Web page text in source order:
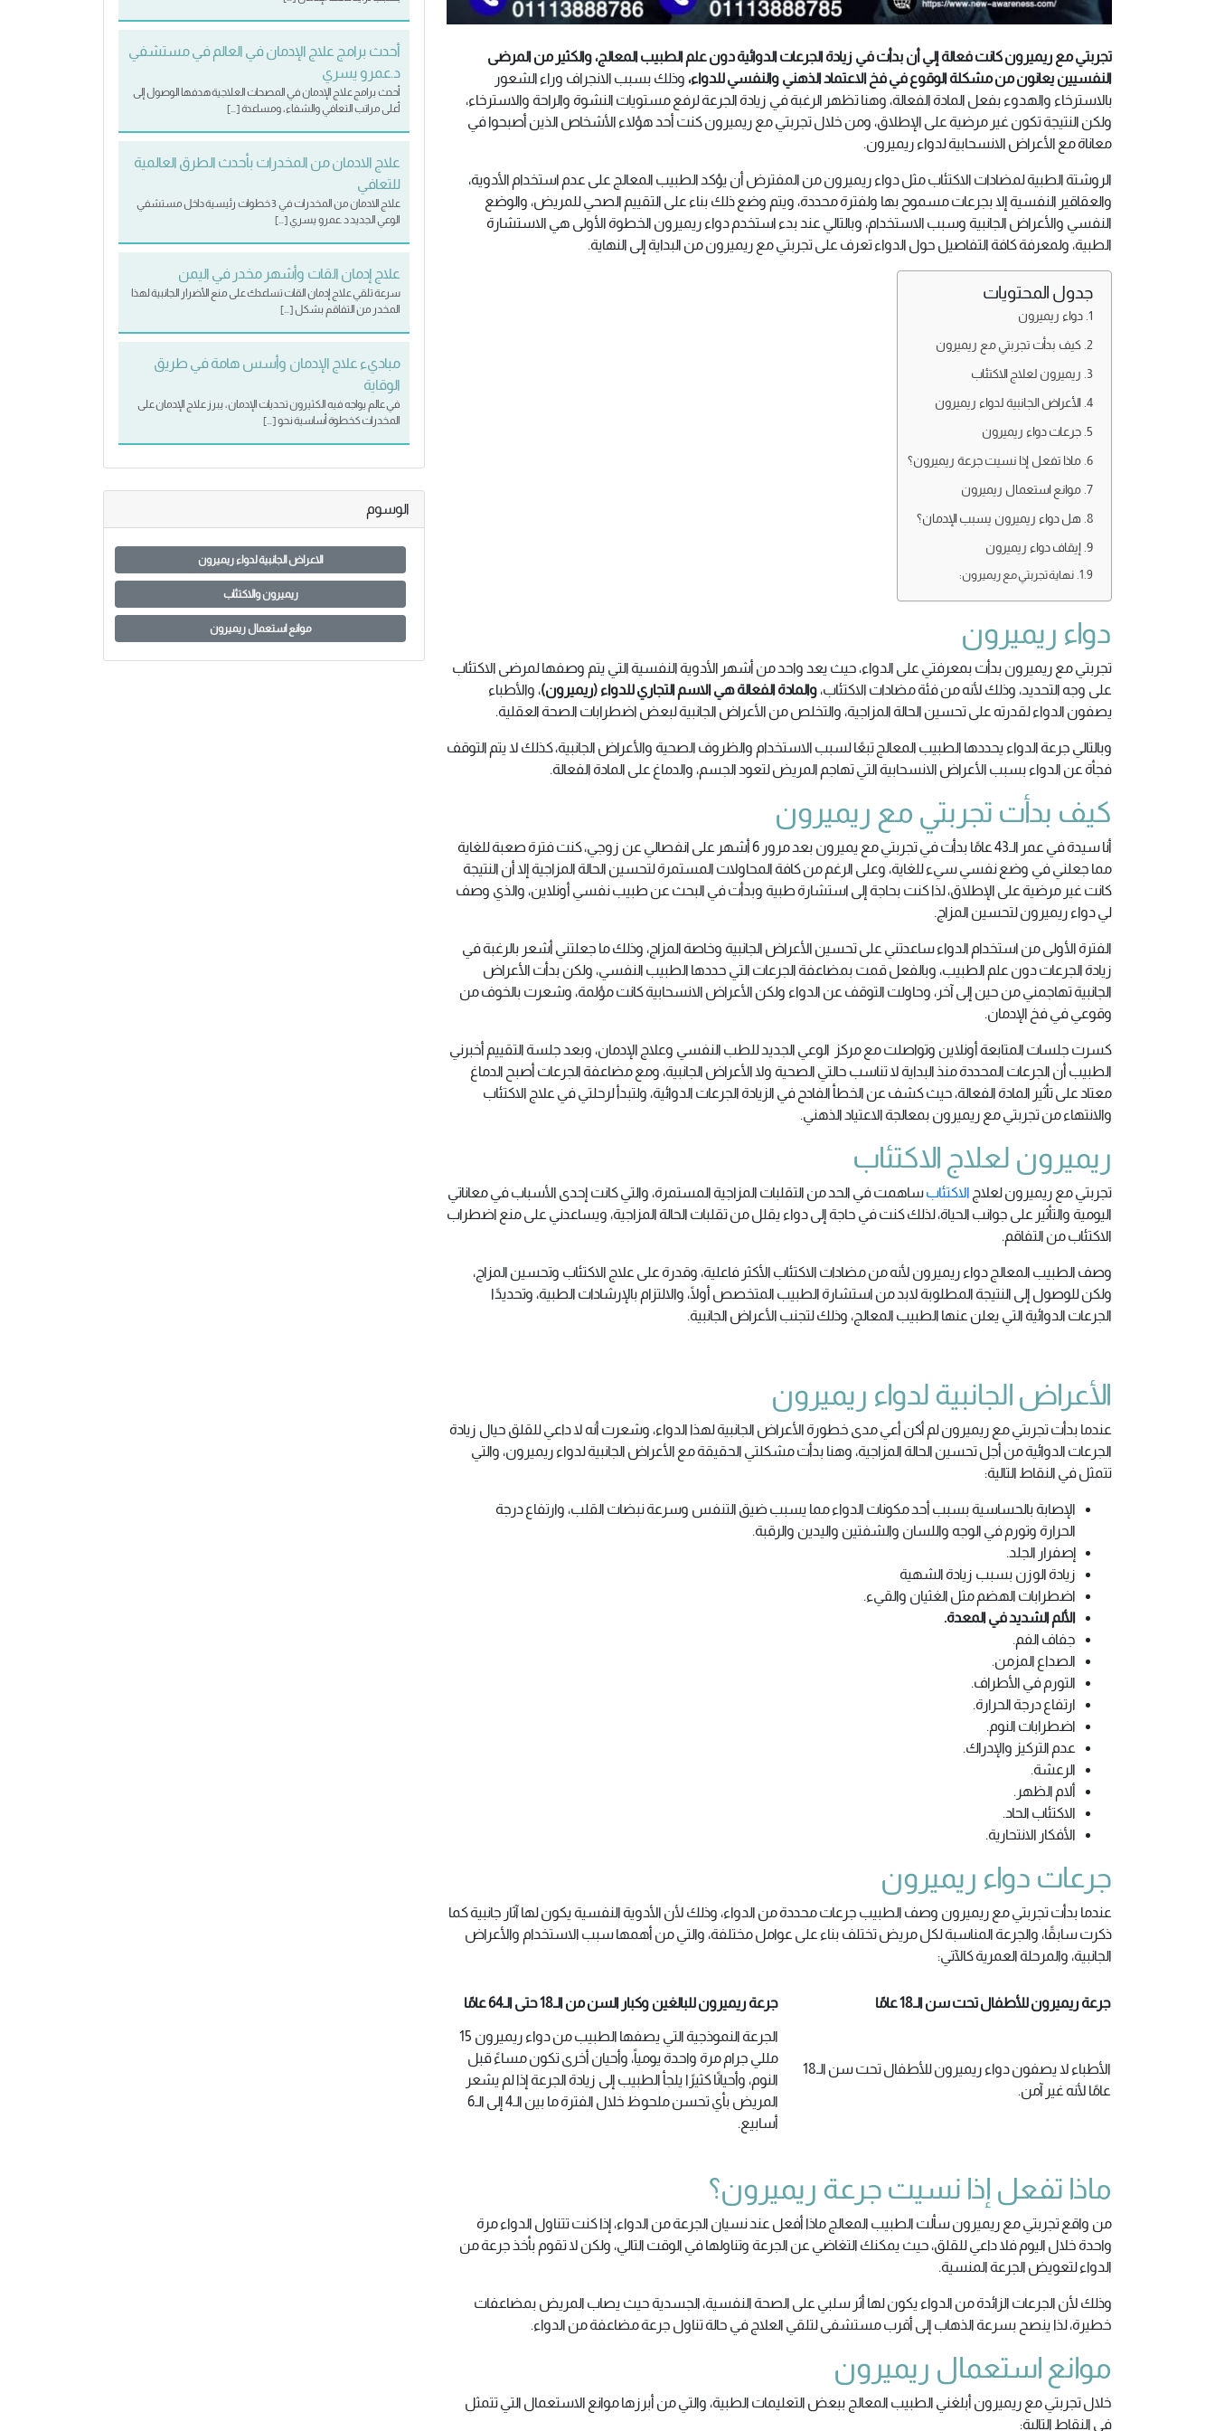
تجربتي مع ريميرون كانت فعالة إلي أن بدأت في زيادة الجرعات الدوائية دون علم الطبيب المعالج، والكثير من المرضى
النفسيين يعانون من مشكلة الوقوع في فخ الاعتماد الذهني والنفسي للدواء، وذلك بسبب الانجراف وراء الشعور
بالاسترخاء والهدوء بفعل المادة الفعالة، وهنا تظهر الرغبة في زيادة الجرعة لرفع مستويات النشوة والراحة والاسترخاء،
ولكن النتيجة تكون غير مرضية على الإطلاق، ومن خلال تجربتي مع ريميرون كنت أحد هؤلاء الأشخاص الذين أصبحوا في
معاناة مع الأعراض الانسحابية لدواء ريميرون.
الروشتة الطبية لمضادات الاكتئاب مثل دواء ريميرون من المفترض أن يؤكد الطبيب المعالج على عدم استخدام الأدوية،
والعقاقير النفسية إلا بجرعات مسموح بها ولفترة محددة، ويتم وضع ذلك بناء على التقييم الصحي للمريض، والوضع
النفسي والأعراض الجانبية وسبب الاستخدام، وبالتالي عند بدء استخدم دواء ريميرون الخطوة الأولى هي الاستشارة
الطبية، ولمعرفة كافة التفاصيل حول الدواء تعرف على تجربتي مع ريميرون من البداية إلى النهاية.
جدول المحتويات
دواء ريميرون
كيف بدأت تجربتي مع ريميرون
ريميرون لعلاج الاكتئاب
الأعراض الجانبية لدواء ريميرون
جرعات دواء ريميرون
ماذا تفعل إذا نسيت جرعة ريميرون؟
موانع استعمال ريميرون
هل دواء ريميرون يسبب الإدمان؟
إيقاف دواء ريميرون
نهاية تجربتي مع ريميرون:
دواء ريميرون
تجربتي مع ريميرون بدأت بمعرفتي على الدواء، حيث يعد واحد من أشهر الأدوية النفسية التي يتم وصفها لمرضى الاكتئاب
على وجه التحديد، وذلك لأنه من فئة مضادات الاكتئاب،والمادة الفعالة هي الاسم التجاري للدواء (ريميرون)، والأطباء
يصفون الدواء لقدرته على تحسين الحالة المزاجية، والتخلص من الأعراض الجانبية لبعض اضطرابات الصحة العقلية.
وبالتالي جرعة الدواء يحددها الطبيب المعالج تبعًا لسبب الاستخدام والظروف الصحية والأعراض الجانبية، كذلك لا يتم التوقف
فجأة عن الدواء بسبب الأعراض الانسحابية التي تهاجم المريض لتعود الجسم، والدماغ على المادة الفعالة.
كيف بدأت تجربتي مع ريميرون
أنا سيدة في عمر الـ43 عامًا بدأت في تجربتي مع يميرون بعد مرور 6 أشهر على انفصالي عن زوجي، كنت فترة صعبة للغاية
مما جعلني في وضع نفسي سيء للغاية، وعلى الرغم من كافة المحاولات المستمرة لتحسين الحالة المزاجية إلا أن النتيجة
كانت غير مرضية على الإطلاق، لذا كنت بحاجة إلى استشارة طبية وبدأت في البحث عن طبيب نفسي أونلاين، والذي وصف
لي دواء ريميرون لتحسين المزاج.
الفترة الأولى من استخدام الدواء ساعدتني على تحسين الأعراض الجانبية وخاصة المزاج، وذلك ما جعلتني أشعر بالرغبة في
زيادة الجرعات دون علم الطبيب، وبالفعل قمت بمضاعفة الجرعات التي حددها الطبيب النفسي، ولكن بدأت الأعراض
الجانبية تهاجمني من حين إلى آخر، وحاولت التوقف عن الدواء ولكن الأعراض الانسحابية كانت مؤلمة، وشعرت بالخوف من
وقوعي في فخ الإدمان.
كسرت جلسات المتابعة أونلاين وتواصلت مع مركز الوعي الجديد للطب النفسي وعلاج الإدمان، وبعد جلسة التقييم أخبرني
الطبيب أن الجرعات المحددة منذ البداية لا تناسب حالتي الصحية ولا الأعراض الجانبية، ومع مضاعفة الجرعات أصبح الدماغ
معتاد على تأثير المادة الفعالة، حيث كشف عن الخطأ الفادح في الزيادة الجرعات الدوائية، ولتبدأ لرحلتي في علاج الاكتئاب
والانتهاء من تجربتي مع ريميرون بمعالجة الاعتياد الذهني.
ريميرون لعلاج الاكتئاب
تجربتي مع ريميرون لعلاج الاكتئابساهمت في الحد من التقلبات المزاجية المستمرة، والتي كانت إحدى الأسباب في معاناتي
اليومية والتأثير على جوانب الحياة، لذلك كنت في حاجة إلى دواء يقلل من تقلبات الحالة المزاجية، ويساعدني على منع اضطراب
الاكتئاب من التفاقم.
وصف الطبيب المعالج دواء ريميرون لأنه من مضادات الاكتئاب الأكثر فاعلية، وقدرة على علاج الاكتئاب وتحسين المزاج،
ولكن للوصول إلى النتيجة المطلوبة لابد من استشارة الطبيب المتخصص أولًا، والالتزام بالإرشادات الطبية، وتحديدًا
الجرعات الدوائية التي يعلن عنها الطبيب المعالج، وذلك لتجنب الأعراض الجانبية.
الأعراض الجانبية لدواء ريميرون
عندما بدأت تجربتي مع ريميرون لم أكن أعي مدى خطورة الأعراض الجانبية لهذا الدواء، وشعرت أنه لا داعي للقلق حيال زيادة
الجرعات الدوائية من أجل تحسين الحالة المزاجية، وهنا بدأت مشكلتي الحقيقة مع الأعراض الجانبية لدواء ريميرون، والتي
تتمثل في النقاط التالية:
الإصابة بالحساسية بسبب أحد مكونات الدواء مما يسبب ضيق التنفس وسرعة نبضات القلب، وارتفاع درجة
الحرارة وتورم في الوجه واللسان والشفتين واليدين والرقبة.
إصفرار الجلد.
زيادة الوزن بسبب زيادة الشهية
اضطرابات الهضم مثل الغثيان والقيء.
الألم الشديد في المعدة.
جفاف الفم.
الصداع المزمن.
التورم في الأطراف.
ارتفاع درجة الحرارة.
اضطرابات النوم.
عدم التركيز والإدراك.
الرعشة.
ألام الظهر.
الاكتئاب الحاد.
الأفكار الانتحارية.
جرعات دواء ريميرون
عندما بدأت تجربتي مع ريميرون وصف الطبيب جرعات محددة من الدواء، وذلك لأن الأدوية النفسية يكون لها آثار جانبية كما
ذكرت سابقًا، والجرعة المناسبة لكل مريض تختلف بناء على عوامل مختلفة، والتي من أهمها سبب الاستخدام والأعراض
الجانبية، والمرحلة العمرية كالآتي:
جرعة ريميرون للأطفال تحت سن الـ18 عامًا جرعة ريميرون للبالغين وكبار السن من الـ18 حتى الـ64 عامًا
الأطباء لا يصفون دواء ريميرون للأطفال تحت سن الـ18
عامًا لأنه غير آمن.
الجرعة النموذجية التي يصفها الطبيب من دواء ريميرون 15
مللي جرام مرة واحدة يومياً، وأحيان أخرى تكون مساءً قبل
النوم، وأحيانًا كثيرًا يلجأ الطبيب إلى زيادة الجرعة إذا لم يشعر
المريض بأي تحسن ملحوظ خلال الفترة ما بين الـ4 إلى الـ6
أسابيع.
ماذا تفعل إذا نسيت جرعة ريميرون؟
من واقع تجربتي مع ريميرون سألت الطبيب المعالج ماذا أفعل عند نسيان الجرعة من الدواء، إذا كنت تتناول الدواء مرة
واحدة خلال اليوم فلا داعي للقلق، حيث يمكنك التغاضي عن الجرعة وتناولها في الوقت التالي، ولكن لا تقوم بأخذ جرعة من
الدواء لتعويض الجرعة المنسية.
وذلك لأن الجرعات الزائدة من الدواء يكون لها أثر سلبي على الصحة النفسية، الجسدية حيث يصاب المريض بمضاعفات
خطيرة، لذا ينصح بسرعة الذهاب إلى أقرب مستشفى لتلقي العلاج في حالة تناول جرعة مضاعفة من الدواء.
موانع استعمال ريميرون
خلال تجربتي مع ريميرون أبلغني الطبيب المعالج ببعض التعليمات الطبية، والتي من أبرزها موانع الاستعمال التي تتمثل
في النقاط التالية:
أحدث برامج علاج الإدمان في العالم في مستشفي
د.عمرو يسري
أحدث برامج علاج الإدمان في المصحات العلاجية هدفها الوصول إلى
أعلى مراتب التعافي والشفاء، ومساعدة […]
علاج الادمان من المخدرات بأحدث الطرق العالمية
للتعافي
علاج الادمان من المخدرات في 3 خطوات رئيسية داخل مستشفي
الوعي الجديد د .عمرو يسري […]
علاج إدمان القات وأشهر مخدر في اليمن
سرعة تلقي علاج إدمان القات تساعدك على منع الأضرار الجانبية لهذا
المخدر من التفاقم بشكل […]
مباديء علاج الإدمان وأسس هامة في طريق
الوقاية
في عالم يواجه فيه الكثيرون تحديات الإدمان، يبرز علاج الإدمان على
المخدرات كخطوة أساسية نحو […]
الوسوم
الاعراض الجانبية لدواء ريميرون
ريميرون والاكتئاب
موانع استعمال ريميرون